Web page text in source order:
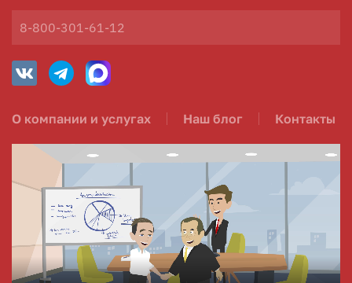
8-800-301-61-12
О компании и услугах Наш блог Контакты